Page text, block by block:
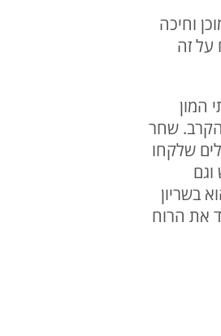
וחיכה
על זה
המון
הקרב. שחר
שלקחו
בשריון
את הרוח